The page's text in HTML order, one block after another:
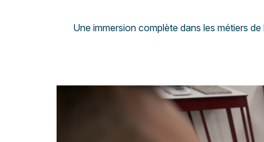
Une immersion complète dans les métiers